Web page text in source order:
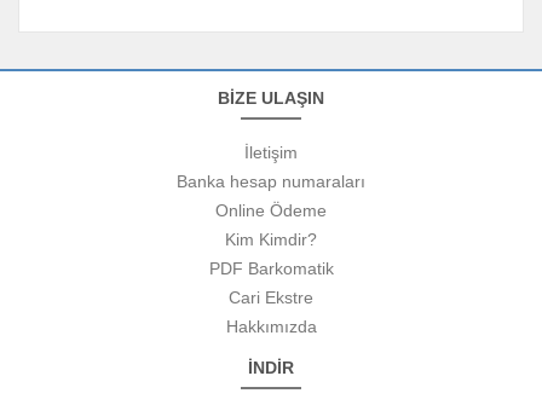
BİZE ULAŞIN
İletişim
Banka hesap numaraları
Online Ödeme
Kim Kimdir?
PDF Barkomatik
Cari Ekstre
Hakkımızda
İNDİR